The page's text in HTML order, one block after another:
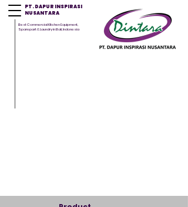
PT. DAPUR INSPIRASI
NUSANTARA
Best Commercial Kitchen Equipment,
Sparepart & Laundry in Bali, Indonesia